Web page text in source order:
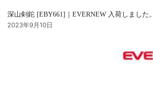
深山剣鉈 [EBY661]｜EVERNEW 入荷しました。
2023年9月10日